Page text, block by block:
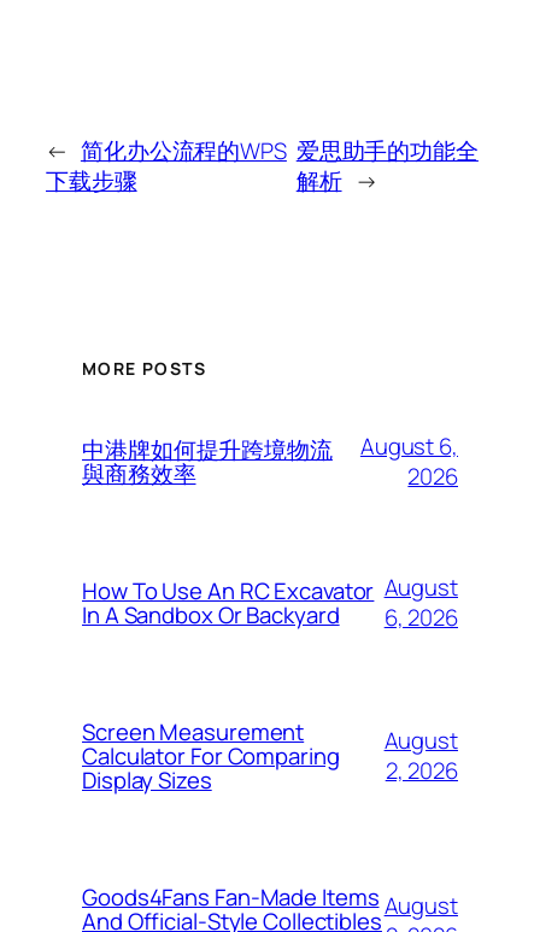
← 简化办公流程的WPS
下载步骤
爱思助手的功能全
解析 →
MORE POSTS
中港牌如何提升跨境物流
與商務效率
August 6,
2026
How To Use An RC Excavator
In A Sandbox Or Backyard
August
6, 2026
Screen Measurement
Calculator For Comparing
Display Sizes
August
2, 2026
Goods4Fans Fan-Made Items
And Official-Style CollectiblesAugust